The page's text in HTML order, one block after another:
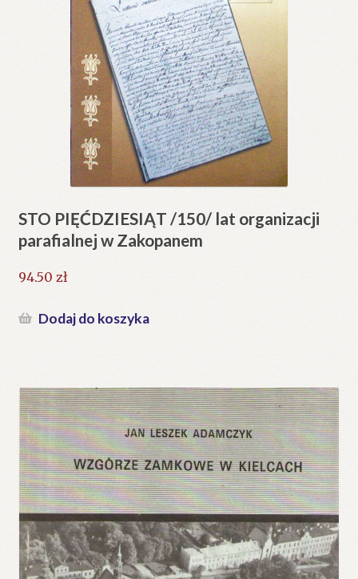
STO PIĘĆDZIESIĄT /150/ lat organizacji
parafialnej w Zakopanem
94.50 zł
Dodaj do koszyka